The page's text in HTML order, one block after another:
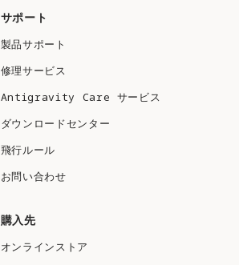
サポート
製品サポート
修理サービス
Antigravity Care サービス
ダウンロードセンター
飛行ルール
お問い合わせ
購入先
オンラインストア